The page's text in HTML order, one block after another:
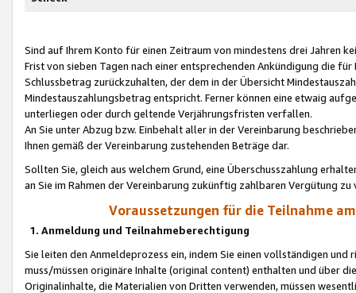
Sind auf Ihrem Konto für einen Zeitraum von mindestens drei Jahren
Frist von sieben Tagen nach einer entsprechenden Ankündigung die
Schlussbetrag zurückzuhalten, der dem in der Übersicht
Mindestauszahlungsbetrag entspricht. Ferner können eine etwaig
unterliegen oder durch geltende Verjährungsfristen verfallen.
An Sie unter Abzug bzw. Einbehalt aller in der Vereinbarung
Ihnen gemäß der Vereinbarung zustehenden Beträge dar.
Sollten Sie, gleich aus welchem Grund, eine Überschusszahlung
an Sie im Rahmen der Vereinbarung zukünftig zahlbaren Vergütung zu
Voraussetzungen für die Teilnahme
1. Anmeldung und Teilnahmeberechtigung
Sie leiten den Anmeldeprozess ein, indem Sie einen vollständigen
muss/müssen originäre Inhalte (original content) enthalten und über
Originalinhalte, die Materialien von Dritten verwenden, müssen